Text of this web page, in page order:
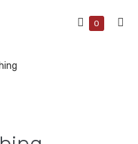
Shopping
0Items